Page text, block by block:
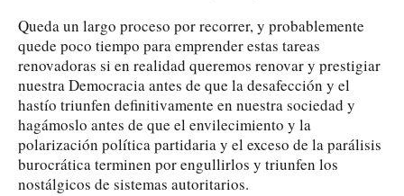
Queda un largo proceso por recorrer, y probablemente
quede poco tiempo para emprender estas tareas
renovadoras si en realidad queremos renovar y prestigiar
nuestra Democracia antes de que la desafección y el
hastío triunfen definitivamente en nuestra sociedad y
hagámoslo antes de que el envilecimiento y la
polarización política partidaria y el exceso de la parálisis
burocrática terminen por engullirlos y triunfen los
nostálgicos de sistemas autoritarios.